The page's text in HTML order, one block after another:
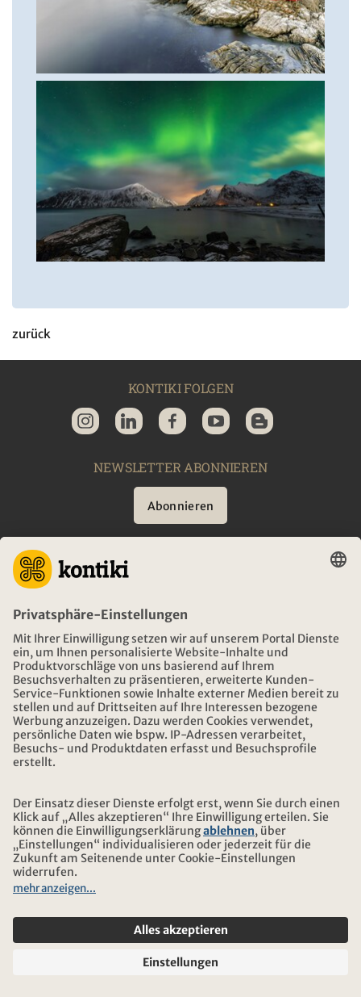
zurück
KONTIKI FOLGEN
NEWSLETTER ABONNIEREN
Abonnieren
BERATUNG
NOTFALL AUF REISEN
ÖFFNUNGSZEITEN KONTIKI REISEN
DOWNLOAD UND LINKS
ADRESSE
ÜBER KONTIKI
UNSERE PARTNER
Reise-und Versicherungsbedingungen
Cookie-Einstellungen